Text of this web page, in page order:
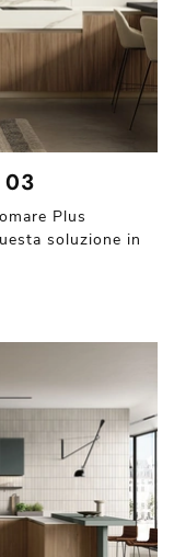
03
Plus
soluzione in